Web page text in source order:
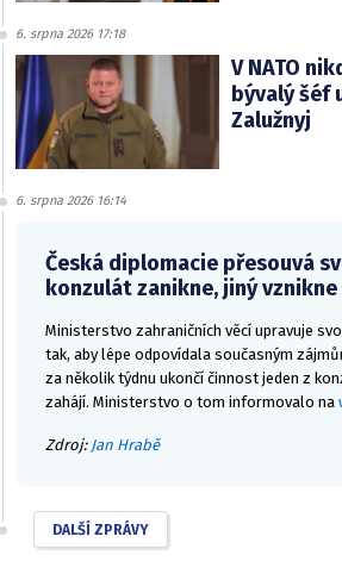
6. srpna 2026 17:18
V NATO
bývalý šéf
Zalužnyj
6. srpna 2026 16:14
Česká diplomacie přesouvá
konzulát zanikne, jiný vznikne
Ministerstvo zahraničních věcí upravuje
tak, aby lépe odpovídala současným
za několik týdnu ukončí činnost jeden z
zahájí. Ministerstvo o tom informovalo na
Zdroj: Jan Hrabě
DALŠÍ ZPRÁVY